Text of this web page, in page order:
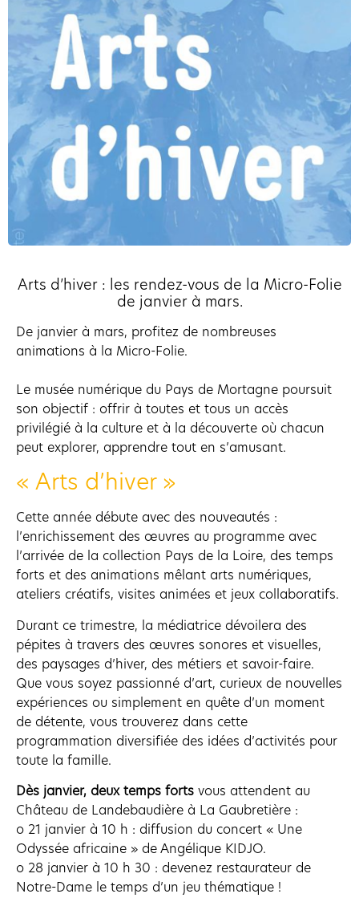
Arts d’hiver : les rendez-vous de la Micro-Folie
de janvier à mars.
De janvier à mars, profitez de nombreuses
animations à la Micro-Folie.
Le musée numérique du Pays de Mortagne poursuit
son objectif : offrir à toutes et tous un accès
privilégié à la culture et à la découverte où chacun
peut explorer, apprendre tout en s’amusant.
« Arts d’hiver »
Cette année débute avec des nouveautés :
l’enrichissement des œuvres au programme avec
l’arrivée de la collection Pays de la Loire, des temps
forts et des animations mêlant arts numériques,
ateliers créatifs, visites animées et jeux collaboratifs.
Durant ce trimestre, la médiatrice dévoilera des
pépites à travers des œuvres sonores et visuelles,
des paysages d’hiver, des métiers et savoir-faire.
Que vous soyez passionné d’art, curieux de nouvelles
expériences ou simplement en quête d’un moment
de détente, vous trouverez dans cette
programmation diversifiée des idées d’activités pour
toute la famille.
Dès janvier, deux temps forts vous attendent au
Château de Landebaudière à La Gaubretière :
o 21 janvier à 10 h : diffusion du concert « Une
Odyssée africaine » de Angélique KIDJO.
o 28 janvier à 10 h 30 : devenez restaurateur de
Notre-Dame le temps d’un jeu thématique !